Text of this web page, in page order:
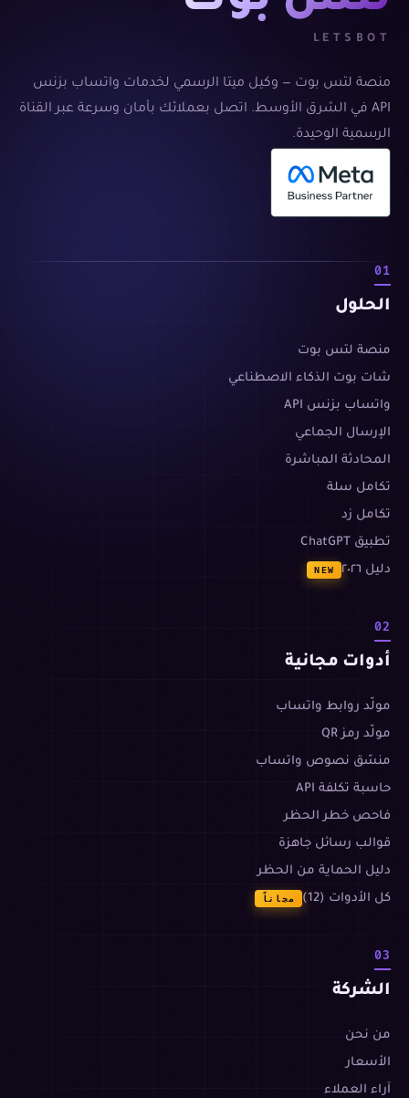
LETSBOT
منصة لتس بوت — وكيل ميتا الرسمي لخدمات واتساب بزنس
API في الشرق الأوسط. اتصل بعملائك بأمان وسرعة عبر القناة
الرسمية الوحيدة.
01
الحلول
منصة لتس بوت
شات بوت الذكاء الاصطناعي
واتساب بزنس API
الإرسال الجماعي
المحادثة المباشرة
تكامل سلة
تكامل زد
تطبيق ChatGPT
دليل ٢٠٢٦
NEW
02
أدوات مجانية
مولّد روابط واتساب
مولّد رمز QR
منسّق نصوص واتساب
حاسبة تكلفة API
فاحص خطر الحظر
قوالب رسائل جاهزة
دليل الحماية من الحظر
كل الأدوات (12)
مجاناً
03
الشركة
من نحن
الأسعار
آراء العملاء